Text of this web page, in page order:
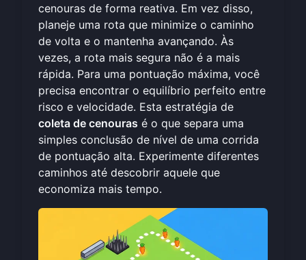
cenouras de forma reativa. Em vez disso,
planeje uma rota que minimize o caminho
de volta e o mantenha avançando. Às
vezes, a rota mais segura não é a mais
rápida. Para uma pontuação máxima, você
precisa encontrar o equilíbrio perfeito entre
risco e velocidade. Esta estratégia de
coleta de cenouras é o que separa uma
simples conclusão de nível de uma corrida
de pontuação alta. Experimente diferentes
caminhos até descobrir aquele que
economiza mais tempo.